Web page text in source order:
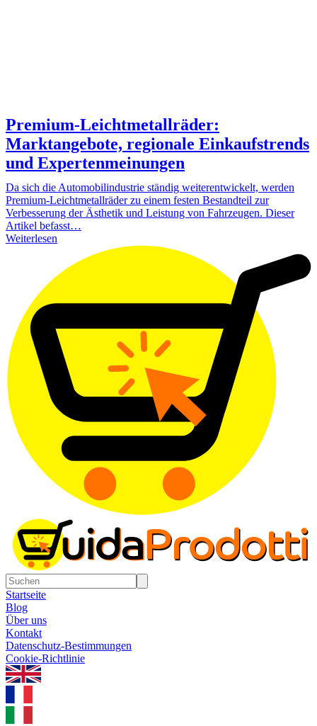
Premium-Leichtmetallräder:
Marktangebote, regionale Einkaufstrends
und Expertenmeinungen
Da sich die Automobilindustrie ständig weiterentwickelt, werden
Premium-Leichtmetallräder zu einem festen Bestandteil zur
Verbesserung der Ästhetik und Leistung von Fahrzeugen. Dieser
Artikel befasst…
Weiterlesen
Startseite
Blog
Über uns
Kontakt
Datenschutz-Bestimmungen
Cookie-Richtlinie